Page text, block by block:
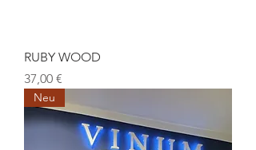
RUBY WOOD
Preis
37,00 €
Neu